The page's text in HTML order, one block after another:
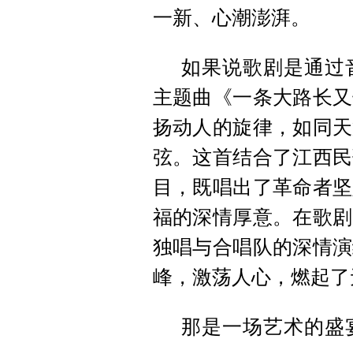
一新、心潮澎湃。
如果说歌剧是通过
主题曲《一条大路长
扬动人的旋律，如同
弦。这首结合了江西
目，既唱出了革命者
福的深情厚意。在歌
独唱与合唱队的深情
峰，激荡人心，燃起
那是一场艺术的